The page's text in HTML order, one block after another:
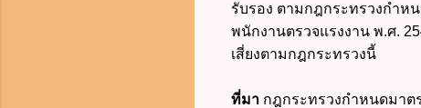
รับรอง ตามกฎกระทรวงกำห
พนักงานตรวจแรงงาน พ.ศ.
เสี่ยงตามกฎกระทรวงนี้
ที่มา กฎกระทรวงกำหนดมาต